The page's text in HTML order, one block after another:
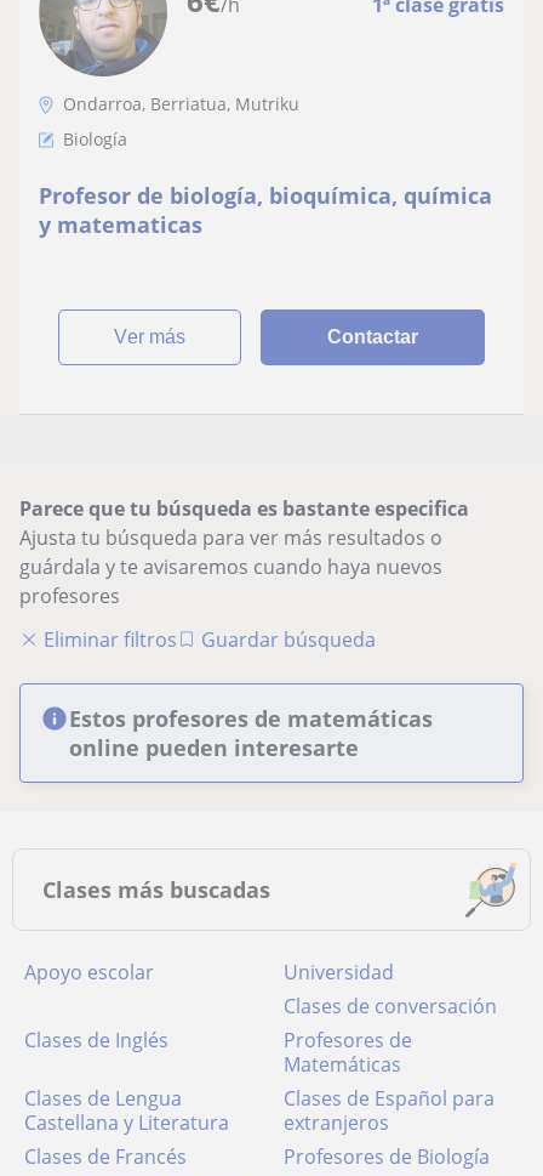
Ondarroa, Berriatua, Mutriku
Biología
Profesor de biología, bioquímica, química
y matematicas
ver más Contactar
Parece que tu búsqueda es bastante especifica
Ajusta tu búsqueda para ver más resultados o
guárdala y te avisaremos cuando haya nuevos
profesores
Eliminar filtros
Guardar búsqueda
Estos profesores de matemáticas
online pueden interesarte
Clases más buscadas
Apoyo escolar
Universidad
Clases de conversación
Clases de Inglés
Profesores de
Matemáticas
Clases de Lengua
Castellana y Literatura
Clases de Español para
extranjeros
Clases de Francés
Profesores de Biología